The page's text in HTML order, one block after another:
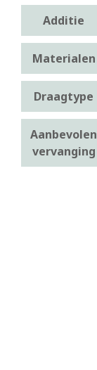
Additie
Materialen
Draagtype
Aanbevolen
vervanging